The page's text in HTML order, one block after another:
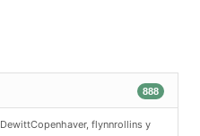
888
DewittCopenhaver, flynnrollins y